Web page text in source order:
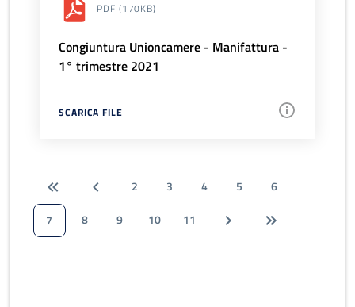
PDF (170KB)
Congiuntura Unioncamere - Manifattura -
1° trimestre 2021
SCARICA FILE
2 3 4 5
6
7
8 9 10 11